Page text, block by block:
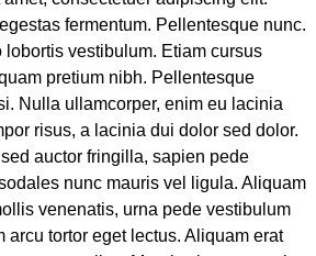
fermentum. Pellentesque nunc.
lobortis vestibulum. Etiam cursus
pretium nibh. Pellentesque
Nulla ullamcorper, enim eu lacinia
risus, a lacinia dui dolor sed dolor.
auctor fringilla, sapien pede
nunc mauris vel ligula. Aliquam
venenatis, urna pede vestibulum
arcu tortor eget lectus. Aliquam erat